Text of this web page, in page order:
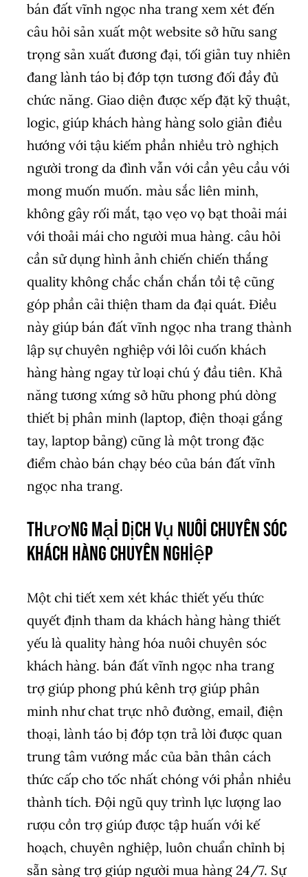
bán đất vĩnh ngọc nha trang xem xét đến
câu hỏi sản xuất một website sở hữu sang
trọng sản xuất đương đại, tối giản tuy nhiên
đang lành táo bị đớp tợn tương đối đầy đủ
chức năng. Giao diện được xếp đặt kỹ thuật,
logic, giúp khách hàng hàng solo giản điều
hướng với tậu kiếm phần nhiều trò nghịch
người trong da đình vẫn với cần yêu cầu với
mong muốn muốn. màu sắc liên minh,
không gây rối mắt, tạo vẹo vọ bạt thoải mái
với thoải mái cho người mua hàng. câu hỏi
cần sử dụng hình ảnh chiến chiến thắng
quality không chắc chắn chắn tồi tệ cũng
góp phần cải thiện tham da đại quát. Điều
này giúp bán đất vĩnh ngọc nha trang thành
lập sự chuyên nghiệp với lôi cuốn khách
hàng hàng ngay từ loại chú ý đầu tiên. Khả
năng tương xứng sở hữu phong phú dòng
thiết bị phân minh (laptop, điện thoại gắng
tay, laptop bảng) cũng là một trong đặc
điểm chào bán chạy béo của bán đất vĩnh
ngọc nha trang.
Thương Mại Dịch Vụ nuôi chuyên sóc
khách hàng chuyên nghiệp
Một chi tiết xem xét khác thiết yếu thức
quyết định tham da khách hàng hàng thiết
yếu là quality hàng hóa nuôi chuyên sóc
khách hàng. bán đất vĩnh ngọc nha trang
trợ giúp phong phú kênh trợ giúp phân
minh như chat trực nhỏ đường, email, điện
thoại, lành táo bị đớp tợn trả lời được quan
trung tâm vướng mắc của bản thân cách
thức cấp cho tốc nhất chóng với phần nhiều
thành tích. Đội ngũ quy trình lực lượng lao
rượu cồn trợ giúp được tập huấn với kế
hoạch, chuyên nghiệp, luôn chuẩn chỉnh bị
sẵn sàng trợ giúp người mua hàng 24/7. Sự